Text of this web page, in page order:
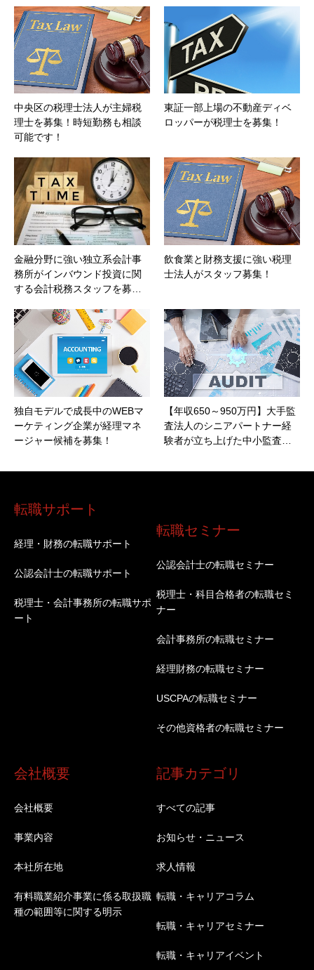
中央区の税理士法人が主婦税
理士を募集！時短勤務も相談
可能です！
東証一部上場の不動産ディベ
ロッパーが税理士を募集！
金融分野に強い独立系会計事
務所がインバウンド投資に関
する会計税務スタッフを募…
飲食業と財務支援に強い税理
士法人がスタッフ募集！
独自モデルで成長中のWEBマ
ーケティング企業が経理マネ
ージャー候補を募集！
【年収650～950万円】大手監
査法人のシニアパートナー経
験者が立ち上げた中小監査…
転職サポート
経理・財務の転職サポート
公認会計士の転職サポート
税理士・会計事務所の転職サポ
ート
転職セミナー
公認会計士の転職セミナー
税理士・科目合格者の転職セミ
ナー
会計事務所の転職セミナー
経理財務の転職セミナー
USCPAの転職セミナー
その他資格者の転職セミナー
会社概要
会社概要
事業内容
本社所在地
有料職業紹介事業に係る取扱職
種の範囲等に関する明示
記事カテゴリ
すべての記事
お知らせ・ニュース
求人情報
転職・キャリアコラム
転職・キャリアセミナー
転職・キャリアイベント